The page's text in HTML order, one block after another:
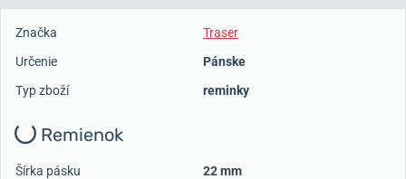
Značka
Traser
Určenie
Pánske
Typ zboží
reminky
Remienok
Šírka pásku
22 mm